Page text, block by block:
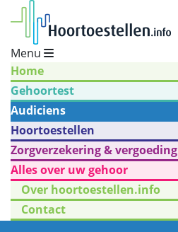
Menu
Home
Gehoortest
Audiciens
Hoortoestellen
Zorgverzekering & vergoeding
Alles over uw gehoor
Over hoortoestellen.info
Contact